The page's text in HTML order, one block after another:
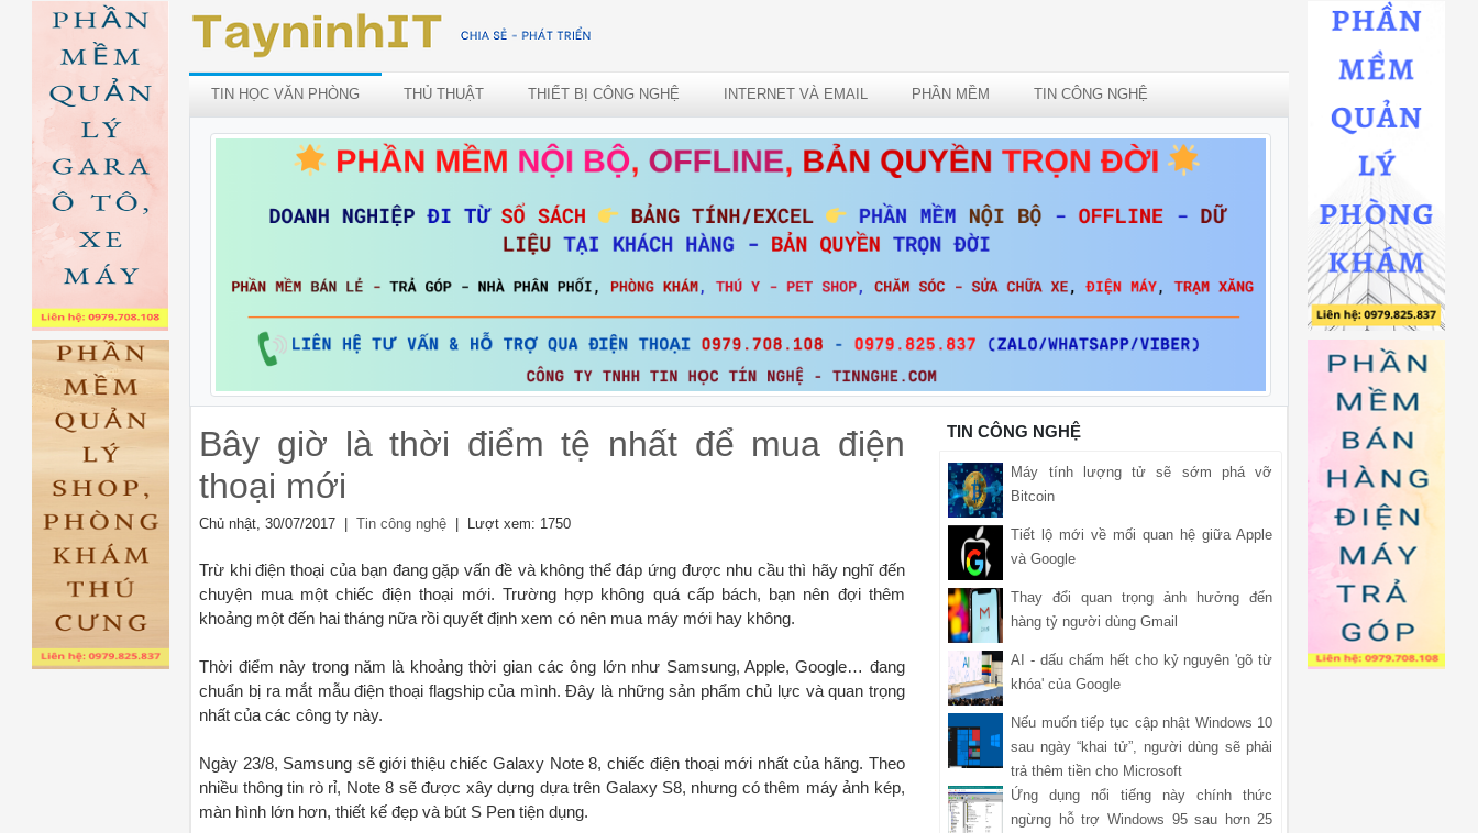
TIN HỌC VĂN PHÒNG THỦ THUẬT THIẾT BỊ CÔNG NGHỆ INTERNET VÀ EMAIL PHẦN MỀM TIN CÔNG NGHỆ
Bây giờ là thời điểm tệ nhất để mua điện
thoại mới
Chủ nhật, 30/07/2017 | Tin công nghệ | Lượt xem: 1750
Trừ khi điện thoại của bạn đang gặp vấn đề và không thể đáp ứng được nhu cầu thì hãy nghĩ đến
chuyện mua một chiếc điện thoại mới. Trường hợp không quá cấp bách, bạn nên đợi thêm
khoảng một đến hai tháng nữa rồi quyết định xem có nên mua máy mới hay không.
Thời điểm này trong năm là khoảng thời gian các ông lớn như Samsung, Apple, Google… đang
chuẩn bị ra mắt mẫu điện thoại flagship của mình. Đây là những sản phẩm chủ lực và quan trọng
nhất của các công ty này.
Ngày 23/8, Samsung sẽ giới thiệu chiếc Galaxy Note 8, chiếc điện thoại mới nhất của hãng. Theo
nhiều thông tin rò rỉ, Note 8 sẽ được xây dựng dựa trên Galaxy S8, nhưng có thêm máy ảnh kép,
màn hình lớn hơn, thiết kế đẹp và bút S Pen tiện dụng.
TIN CÔNG NGHỆ
Máy tính lượng tử sẽ sớm phá vỡ
Bitcoin
Tiết lộ mới về mối quan hệ giữa Apple
và Google
Thay đổi quan trọng ảnh hưởng đến
hàng tỷ người dùng Gmail
AI - dấu chấm hết cho kỷ nguyên 'gõ từ
khóa' của Google
Nếu muốn tiếp tục cập nhật Windows 10
sau ngày “khai tử”, người dùng sẽ phải
trả thêm tiền cho Microsoft
Ứng dụng nổi tiếng này chính thức
ngừng hỗ trợ Windows 95 sau hơn 25